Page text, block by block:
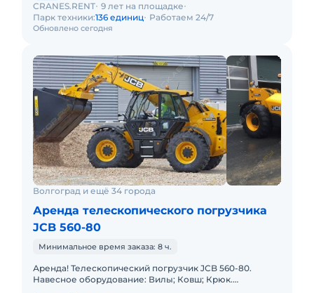
Обновлено сегодня
CRANES.RENT 9 лет на площадке
Парк техники:136 единиц Работаем 24/7
Волгоград и ещё 34 города
Аренда телескопического погрузчика
JCB 560-80
Минимальное время заказа: 8 ч.
Аренда! Телескопический погрузчик JCB 560-80.
Навесное оборудование: Вилы; Ковш; Крюк.